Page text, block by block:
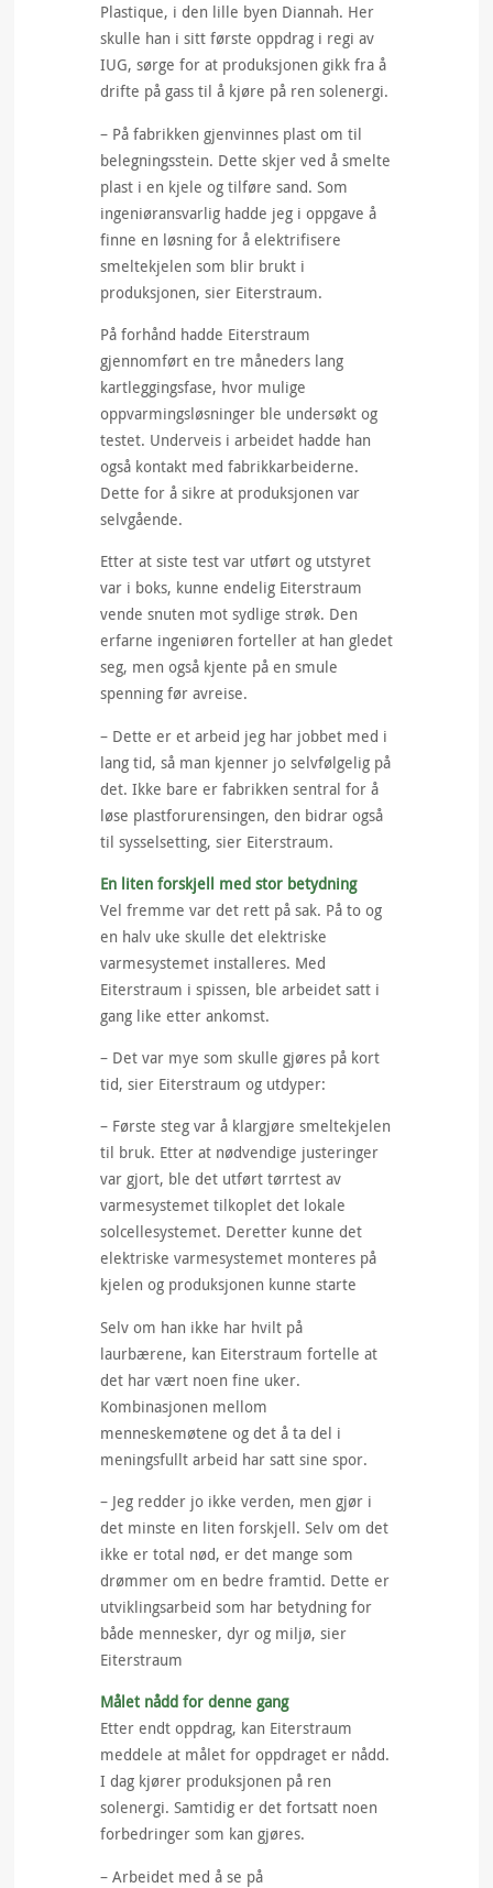
Plastique, i den lille byen Diannah. Her
skulle han i sitt første oppdrag i regi av
IUG, sørge for at produksjonen gikk fra å
drifte på gass til å kjøre på ren solenergi.
– På fabrikken gjenvinnes plast om til
belegningsstein. Dette skjer ved å smelte
plast i en kjele og tilføre sand. Som
ingeniøransvarlig hadde jeg i oppgave å
finne en løsning for å elektrifisere
smeltekjelen som blir brukt i
produksjonen, sier Eiterstraum.
På forhånd hadde Eiterstraum
gjennomført en tre måneders lang
kartleggingsfase, hvor mulige
oppvarmingsløsninger ble undersøkt og
testet. Underveis i arbeidet hadde han
også kontakt med fabrikkarbeiderne.
Dette for å sikre at produksjonen var
selvgående.
Etter at siste test var utført og utstyret
var i boks, kunne endelig Eiterstraum
vende snuten mot sydlige strøk. Den
erfarne ingeniøren forteller at han gledet
seg, men også kjente på en smule
spenning før avreise.
– Dette er et arbeid jeg har jobbet med i
lang tid, så man kjenner jo selvfølgelig på
det. Ikke bare er fabrikken sentral for å
løse plastforurensingen, den bidrar også
til sysselsetting, sier Eiterstraum.
En liten forskjell med stor betydning
Vel fremme var det rett på sak. På to og
en halv uke skulle det elektriske
varmesystemet installeres. Med
Eiterstraum i spissen, ble arbeidet satt i
gang like etter ankomst.
– Det var mye som skulle gjøres på kort
tid, sier Eiterstraum og utdyper:
– Første steg var å klargjøre smeltekjelen
til bruk. Etter at nødvendige justeringer
var gjort, ble det utført tørrtest av
varmesystemet tilkoplet det lokale
solcellesystemet. Deretter kunne det
elektriske varmesystemet monteres på
kjelen og produksjonen kunne starte
Selv om han ikke har hvilt på
laurbærene, kan Eiterstraum fortelle at
det har vært noen fine uker.
Kombinasjonen mellom
menneskemøtene og det å ta del i
meningsfullt arbeid har satt sine spor.
– Jeg redder jo ikke verden, men gjør i
det minste en liten forskjell. Selv om det
ikke er total nød, er det mange som
drømmer om en bedre framtid. Dette er
utviklingsarbeid som har betydning for
både mennesker, dyr og miljø, sier
Eiterstraum
Målet nådd for denne gang
Etter endt oppdrag, kan Eiterstraum
meddele at målet for oppdraget er nådd.
I dag kjører produksjonen på ren
solenergi. Samtidig er det fortsatt noen
forbedringer som kan gjøres.
– Arbeidet med å se på